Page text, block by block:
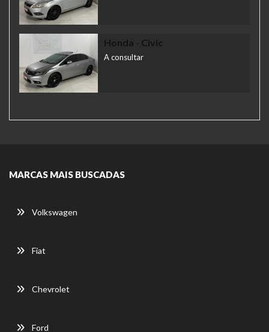
Honda - Civic
A consultar
MARCAS MAIS BUSCADAS
Volkswagen
Fiat
Chevrolet
Ford